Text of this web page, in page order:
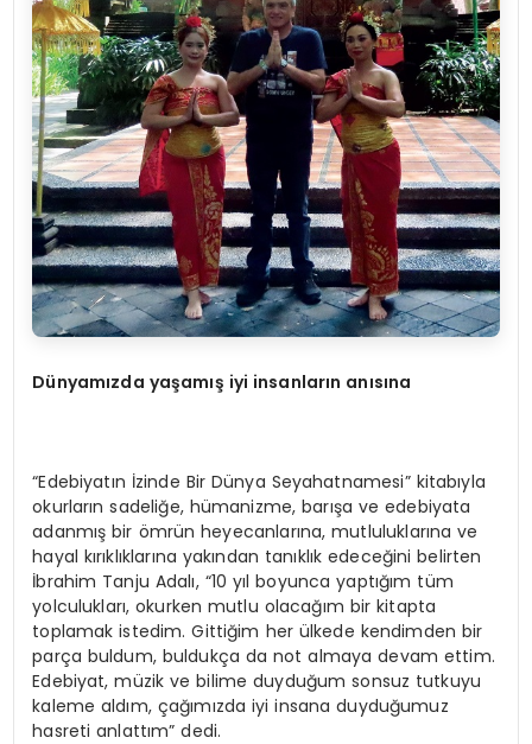
Dünyamızda yaşamış iyi insanların anısına
“Edebiyatın İzinde Bir Dünya Seyahatnamesi” kitabıyla
okurların sadeliğe, hümanizme, barışa ve edebiyata
adanmış bir ömrün heyecanlarına, mutluluklarına ve
hayal kırıklıklarına yakından tanıklık edeceğini belirten
İbrahim Tanju Adalı, “10 yıl boyunca yaptığım tüm
yolculukları, okurken mutlu olacağım bir kitapta
toplamak istedim. Gittiğim her ülkede kendimden bir
parça buldum, buldukça da not almaya devam ettim.
Edebiyat, müzik ve bilime duyduğum sonsuz tutkuyu
kaleme aldım, çağımızda iyi insana duyduğumuz
hasreti anlattım” dedi.